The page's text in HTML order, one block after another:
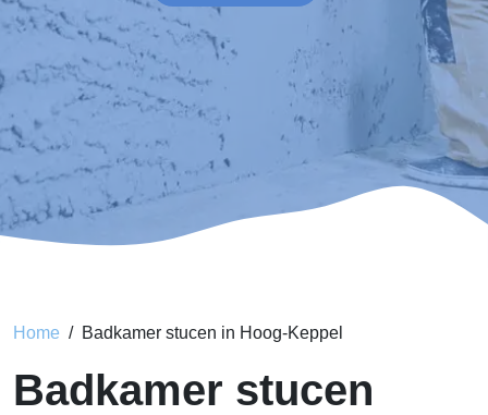
Home Badkamer stucen in Hoog-Keppel
Badkamer stucen